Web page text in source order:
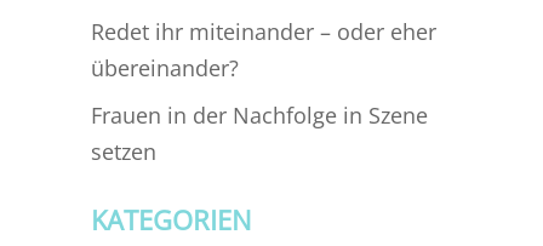
Redet ihr miteinander – oder eher
übereinander?
Frauen in der Nachfolge in Szene
setzen
KATEGORIEN